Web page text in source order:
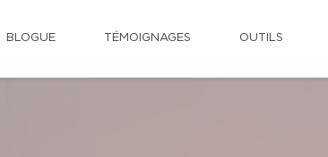
BLOGUE TÉMOIGNAGES OUTILS